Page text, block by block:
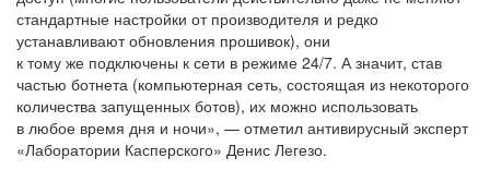
стандартные настройки от производителя и редко
устанавливают обновления прошивок), они
к тому же подключены к сети в режиме 24/7. А значит, став
частью ботнета (компьютерная сеть, состоящая из некоторого
количества запущенных ботов), их можно использовать
в любое время дня и ночи», — отметил антивирусный эксперт
«Лаборатории Касперского» Денис Легезо.